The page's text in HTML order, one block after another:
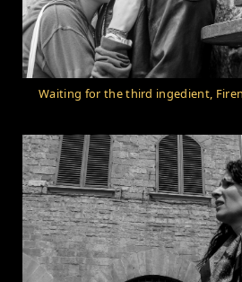
Waiting for the third ingedient,